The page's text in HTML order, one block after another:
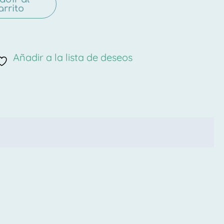
Añadir a la lista de deseos